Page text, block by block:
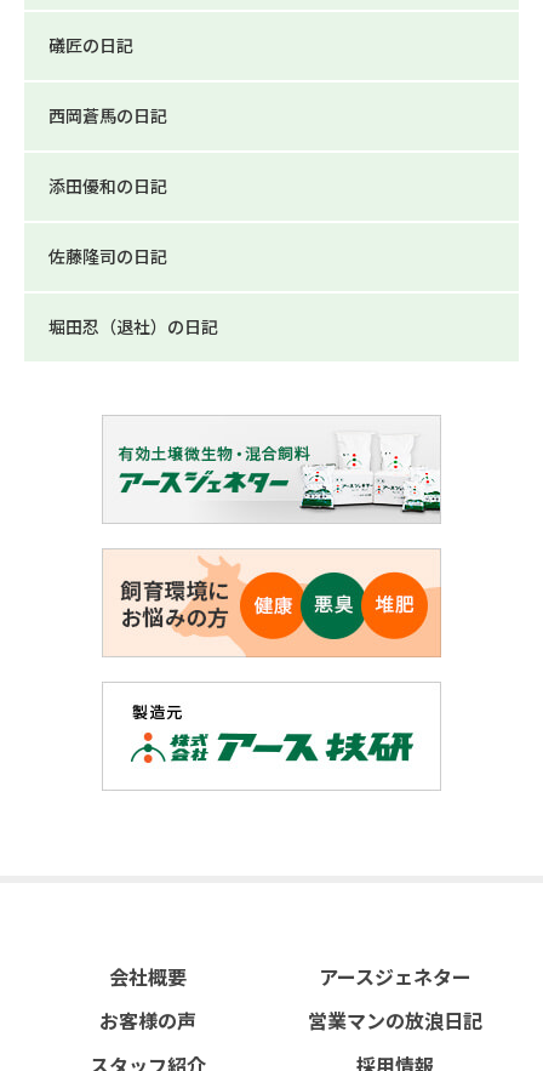
礒匠の日記
西岡蒼馬の日記
添田優和の日記
佐藤隆司の日記
堀田忍（退社）の日記
会社概要
アースジェネター
お客様の声
営業マンの放浪日記